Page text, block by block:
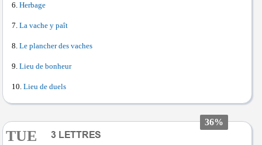
Herbage
La vache y paît
Le plancher des vaches
Lieu de bonheur
Lieu de duels
36%
TUE